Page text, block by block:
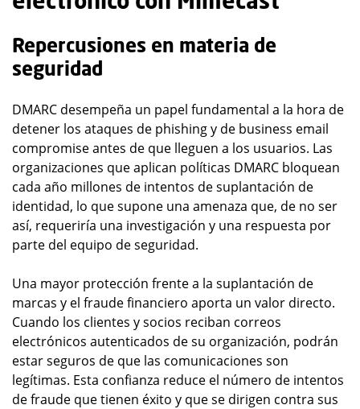
Repercusiones en materia de
seguridad
DMARC desempeña un papel fundamental a la hora de
detener los ataques de phishing y de business email
compromise antes de que lleguen a los usuarios. Las
organizaciones que aplican políticas DMARC bloquean
cada año millones de intentos de suplantación de
identidad, lo que supone una amenaza que, de no ser
así, requeriría una investigación y una respuesta por
parte del equipo de seguridad.
Una mayor protección frente a la suplantación de
marcas y el fraude financiero aporta un valor directo.
Cuando los clientes y socios reciban correos
electrónicos autenticados de su organización, podrán
estar seguros de que las comunicaciones son
legítimas. Esta confianza reduce el número de intentos
de fraude que tienen éxito y que se dirigen contra sus